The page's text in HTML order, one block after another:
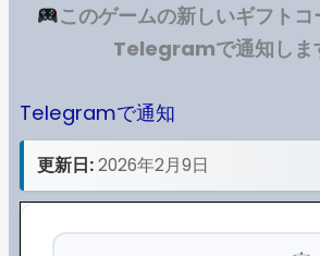
このゲームの新しいギフトコ
Telegramで通知しま
Telegramで通知
更新日:2026年2月9日